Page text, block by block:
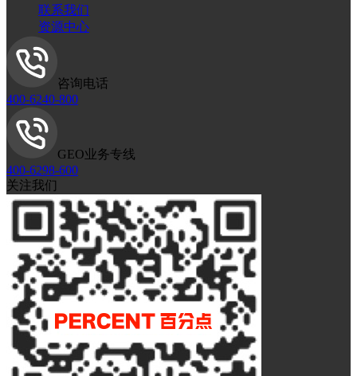
联系我们
资源中心
咨询电话
400-6240-800
GEO业务专线
400-6298-600
关注我们